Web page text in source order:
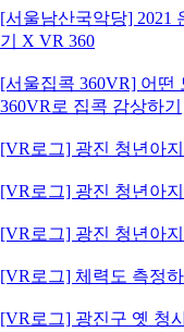
[서울남산국악당] 2021
기 X VR 360
[서울집콕 360VR] 어떤
360VR로 집콕 감상하기
[VR로그] 광진 청년아
[VR로그] 광진 청년아
[VR로그] 광진 청년아
[VR로그] 체력도 측정
[VR로그] 광진구 옛 청